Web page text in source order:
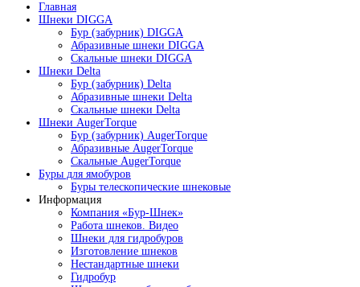
Главная
Шнеки DIGGA
Бур (забурник) DIGGA
Абразивные шнеки DIGGA
Скальные шнеки DIGGA
Шнеки Delta
Бур (забурник) Delta
Абразивные шнеки Delta
Скальные шнеки Delta
Шнеки AugerTorque
Бур (забурник) AugerTorque
Абразивные AugerTorque
Скальные AugerTorque
Буры для ямобуров
Буры телескопические шнековые
Информация
Компания «Бур-Шнек»
Работа шнеков. Видео
Шнеки для гидробуров
Изготовление шнеков
Нестандартные шнеки
Гидробур